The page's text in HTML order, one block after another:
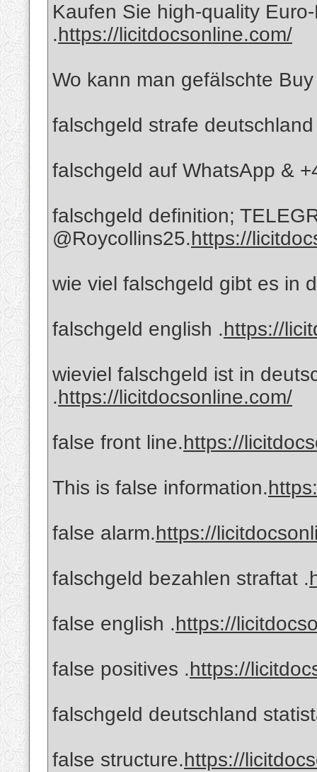
Kaufen Sie high-quality
.https://licitdocsonline.com/
Wo kann man gefälschte
falschgeld strafe deutschland
falschgeld auf WhatsApp &
falschgeld definition;
@Roycollins25.https://
wie viel falschgeld gibt es in
falschgeld english .https://
wieviel falschgeld ist in
.https://licitdocsonline.com/
false front line.https://
This is false information.
false alarm.https://
falschgeld bezahlen straftat .
false english .https://
false positives .https://
falschgeld deutschland
false structure.https://